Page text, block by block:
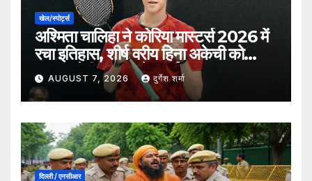
खेल/स्पोर्ट्स
अश्मिता चालिहा ने कोरिया मास्टर्स 2026 में
रचा इतिहास, शीर्ष वरीय हिना अकेची को
हराकर सेमीफाइनल में बनाई जगह
AUGUST 7, 2026 दुर्गेश शर्मा
दिल्ली / एनसीआर